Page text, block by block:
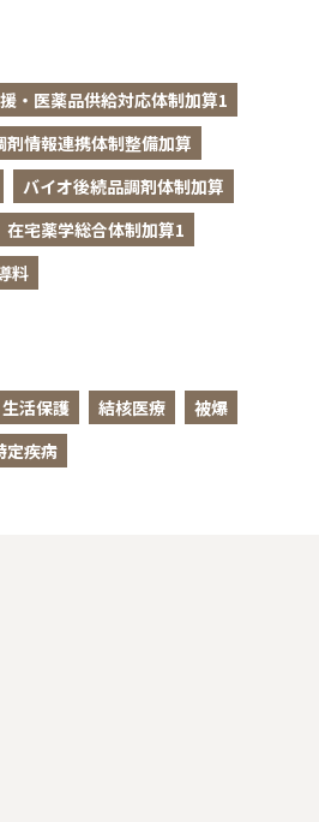
・医薬品供給対応体制加算1
剤情報連携体制整備加算
バイオ後続品調剤体制加算
在宅薬学総合体制加算1
料
生活保護 結核医療
被爆
定疾病